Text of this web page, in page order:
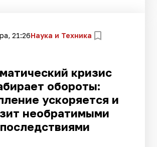
21:26Наука и Техника
кризис
обороты:
ускоряется и
необратимыми
последствиями